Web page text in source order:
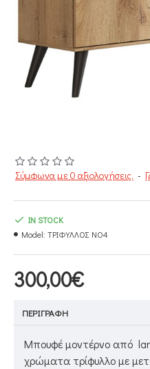
Σύμφωνα με 0 αξιολογήσεις. -
300,00€
IN STOCK
Model: ΤΡΙΦΥΛΛΟΣ ΝΟ4
ΠΕΡΙΓΡΑΦΉ
Μπουφέ μοντέρνο από
χρώματα τρίφυλλο με